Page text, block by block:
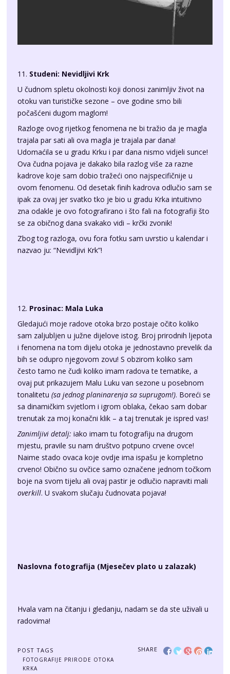
otoku van turističke sezone – ove godine smo bili
počašćeni dugom maglom!
Razloge ovog rijetkog fenomena ne bi tražio da je magla
trajala par sati ali ova magla je trajala par dana!
Udomaćila se u gradu Krku i par dana nismo vidjeli sunce!
Ova čudna pojava je dakako bila razlog više za razne
kadrove koje sam dobio tražeći ono najspecifičnije u
ovom fenomenu. Od desetak finih kadrova odlučio sam se
ipak za ovaj jer svatko tko je bio u gradu Krka intuitivno
zna odakle je ovo fotografirano i što fali na fotografiji što
se za običnog dana svakako vidi – krčki zvonik!
Zbog tog razloga, ovu fora fotku sam uvrstio u kalendar i
nazvao ju: “Nevidljivi Krk”!
sam zaljubljen u južne dijelove istog. Broj prirodnih ljepota
bih se odupro njegovom zovu! S obzirom koliko sam
često tamo ne čudi koliko imam radova te tematike, a
ovaj put prikazujem Malu Luku van sezone u posebnom
tonalitetu(sa jednog planinarenja sa suprugom!) . Boreći se
sa dinamičkim svjetlom i igrom oblaka, čekao sam dobar
trenutak za moj konačni klik – a taj trenutak je ispred vas!
Zanimljivi detalj:
iako imam tu fotografiju na drugom
mjestu, pravile su nam društvo potpuno crvene ovce!
Naime stado ovaca koje ovdje ima ispašu je kompletno
crveno! Obično su ovčice samo označene jednom točkom
boje na svom tijelu ali ovaj pastir je odlučio napraviti mali
overkill . U svakom slučaju čudnovata pojava!
POST TAGS
KALENDAR OTOK KRK
LJEPOTE OTOKA KRKA
SRĐAN HULAK FOTOGRAFIJE